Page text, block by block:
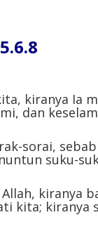
kiranya Ia
dan
sorai, sebab
suku-
kiranya
kita; kiranya